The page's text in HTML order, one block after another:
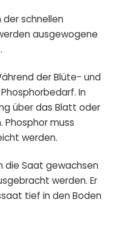
der schnellen
ausgewogene
der Blüte- und
In
über das Blatt oder
Phosphor muss
werden.
die Saat gewachsen
werden. Er
tief in den Boden